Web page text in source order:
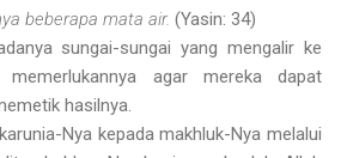
beberapa mata air. (Yasin: 34)
sungai-sungai yang mengalir ke
agar mereka dapat
hasilnya.
Nya kepada makhluk-Nya melalui